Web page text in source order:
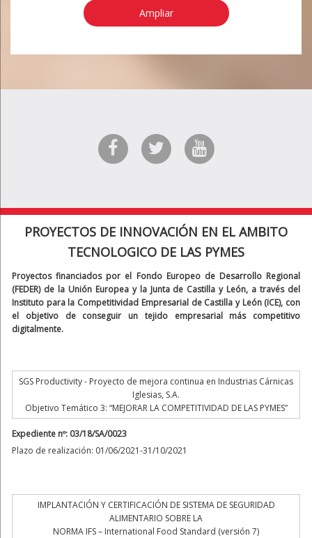
Ampliar
PROYECTOS DE INNOVACIÓN EN EL AMBITO
TECNOLOGICO DE LAS PYMES
Proyectos financiados por el Fondo Europeo de Desarrollo Regional
(FEDER) de la Unión Europea y la Junta de Castilla y León, a través del
Instituto para la Competitividad Empresarial de Castilla y León (ICE), con
el objetivo de conseguir un tejido empresarial más competitivo
digitalmente.
SGS Productivity - Proyecto de mejora continua en Industrias Cárnicas
Iglesias, S.A.
Objetivo Temático 3: “MEJORAR LA COMPETITIVIDAD DE LAS PYMES”
Expediente nº: 03/18/SA/0023
Plazo de realización: 01/06/2021-31/10/2021
IMPLANTACIÓN Y CERTIFICACIÓN DE SISTEMA DE SEGURIDAD
ALIMENTARIO SOBRE LA
NORMA IFS – International Food Standard (versión 7)